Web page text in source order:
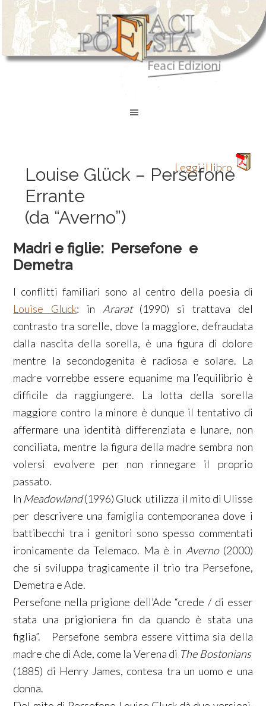
Louise Glück – Persefone
Errante
(da “Averno”)
Leggi il libro
Madri e figlie: Persefone e
Demetra
I conflitti familiari sono al centro della poesia di
Louise Gluck: in Ararat (1990) si trattava del
contrasto tra sorelle, dove la maggiore, defraudata
dalla nascita della sorella, è una figura di dolore
mentre la secondogenita è radiosa e solare. La
madre vorrebbe essere equanime ma l’equilibrio è
difficile da raggiungere. La lotta della sorella
maggiore contro la minore è dunque il tentativo di
affermare una identità differenziata e lunare, non
conciliata, mentre la figura della madre sembra non
volersi evolvere per non rinnegare il proprio
passato.
In Meadowland(1996) Gluck utilizza il mito di Ulisse
per descrivere una famiglia contemporanea dove i
battibecchi tra i genitori sono spesso commentati
ironicamente da Telemaco. Ma è in Averno (2000)
che si sviluppa tragicamente il trio tra Persefone,
Demetra e Ade.
Persefone nella prigione dell’Ade “crede / di esser
stata una prigioniera fin da quando è stata una
figlia”. Persefone sembra essere vittima sia della
madre che di Ade, come la Verena di The Bostonians
(1885) di Henry James, contesa tra un uomo e una
donna.